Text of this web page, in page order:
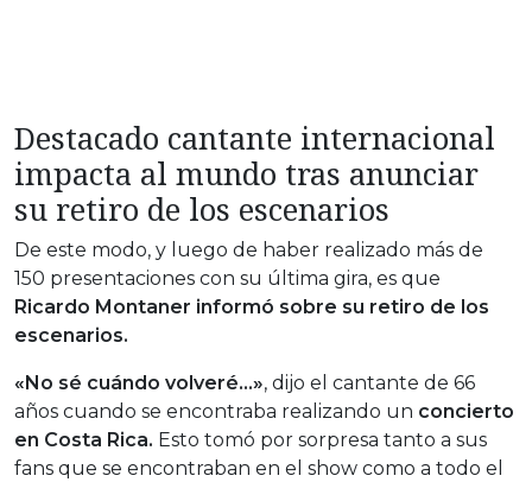
Destacado cantante internacional
impacta al mundo tras anunciar
su retiro de los escenarios
De este modo, y luego de haber realizado más de
150 presentaciones con su última gira, es que
Ricardo Montaner informó sobre su retiro de los
escenarios.
«No sé cuándo volveré…», dijo el cantante de 66
años cuando se encontraba realizando un concierto
en Costa Rica. Esto tomó por sorpresa tanto a sus
fans que se encontraban en el show como a todo el